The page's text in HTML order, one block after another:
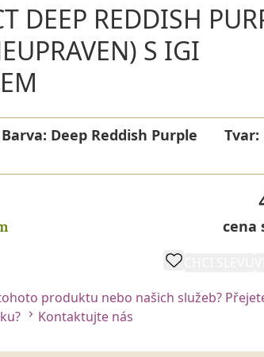
DEEP REDDISH
S IGI
Barva: Deep Reddish Purple Tvar:
cena
produktu nebo našich služeb?
Kontaktujte nás